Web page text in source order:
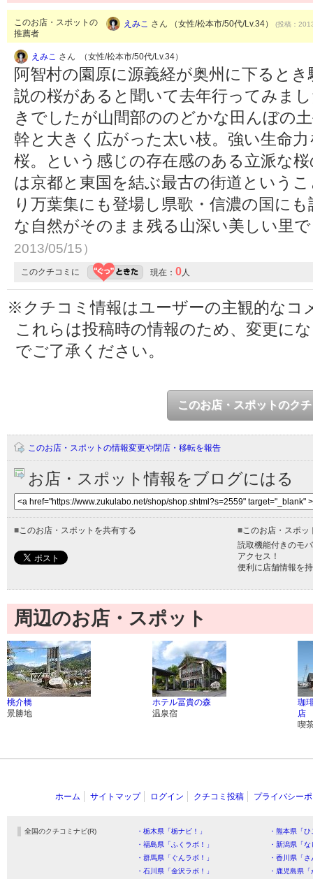
このお店・スポットの
推薦者
えみこ さん （女性/松本市/50代/Lv.34） (投稿：
えみこ さん （女性/松本市/50代/Lv.34）
阿智村の園原に源義経が奥州に下ると
説の桜があると聞いて去年行ってみま
きでしたが山間部ののどかな田んぼの
幹と大きく広がった太い枝。強い生命
桜。という感じの存在感のある立派な
は京都と東国を結ぶ最古の街道という
り万葉集にも登場し県歌・信濃の国に
な自然がそのまま残る山深い美しい里
2013/05/15）
このクチコミに 現在： 0人
※クチコミ情報はユーザーの主観的なコ
これらは投稿時の情報のため、変更に
でご了承ください。
このお店・スポットのク
このお店・スポットの情報変更や閉店・移転を報告
お店・スポット情報をブログにはる
■このお店・スポットを共有する ■このお店・スポッ
読取機能付きのモ
アクセス！
便利に店舗情報を
周辺のお店・スポット
桃介橋
景勝地
ホテル冨貴の森
温泉宿
珈
店
喫
ホーム サイトマップ ログイン クチコミ投稿 プライバシー
全国のクチコミナビ(R) ・栃木県「栃ナビ！」
・熊本県「
・福島県「ふくラボ！」
・新潟県「
・群馬県「ぐんラボ！」
・香川県「
・石川県「金沢ラボ！」
・鹿児島県